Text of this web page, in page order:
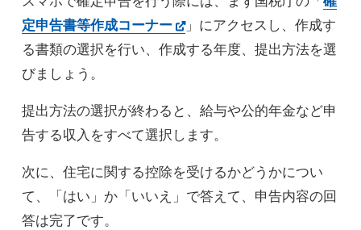
定申告書等作成コーナー
」にアクセスし、作成す
る書類の選択を行い、作成する年度、提出方法を選
びましょう。
提出方法の選択が終わると、給与や公的年金など申
告する収入をすべて選択します。
次に、住宅に関する控除を受けるかどうかについ
て、「はい」か「いいえ」で答えて、申告内容の回
答は完了です。